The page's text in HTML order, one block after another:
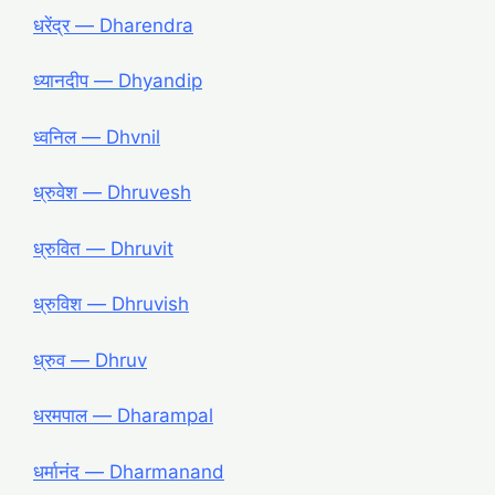
धरेंद्र — Dharendra
ध्यानदीप ― Dhyandip
ध्वनिल ― Dhvnil
ध्रुवेश ― Dhruvesh
ध्रुवित ― Dhruvit
ध्रुविश ― Dhruvish
ध्रुव ― Dhruv
धरमपाल ― Dharampal
धर्मानंद ― Dharmanand